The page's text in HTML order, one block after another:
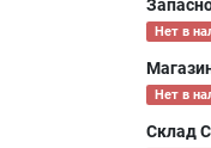
Нет в
Нет в
Склад